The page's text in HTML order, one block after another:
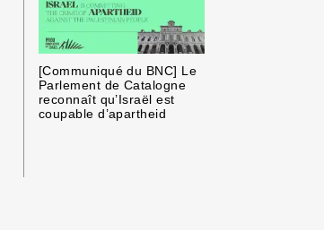
[Communiqué du BNC] Le
Parlement de Catalogne
reconnaît qu’Israël est
coupable d’apartheid